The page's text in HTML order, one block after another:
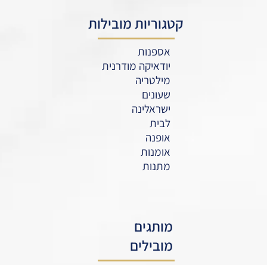
קטגוריות מובילות
אספנות
יודאיקה מודרנית
מילטריה
שעונים
ישראלינה
לבית
אופנה
אומנות
מתנות
מותגים
מובילים